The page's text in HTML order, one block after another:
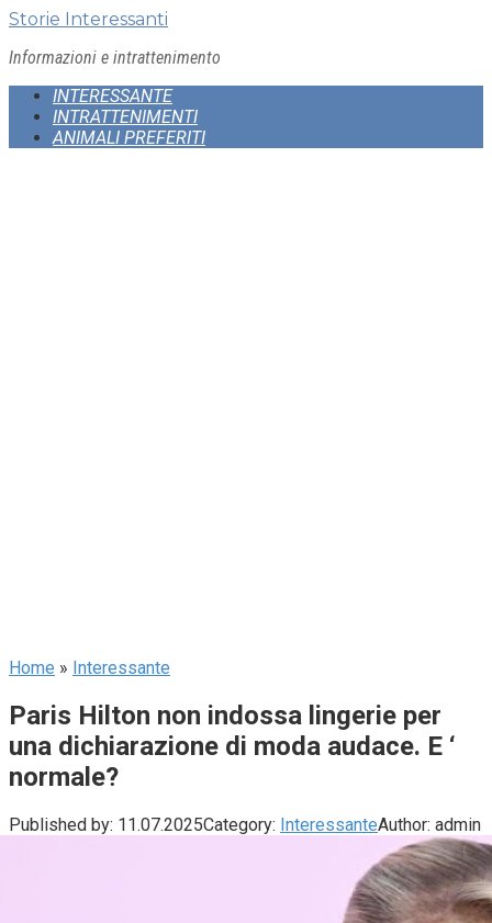
Skip
content
Storie Interessanti
Informazioni e intrattenimento
INTERESSANTE
INTRATTENIMENTI
ANIMALI PREFERITI
Home » Interessante
Paris Hilton non indossa lingerie per
una dichiarazione di moda audace. E ‘
normale?
Published by: 11.07.2025Category: InteressanteAuthor: admin